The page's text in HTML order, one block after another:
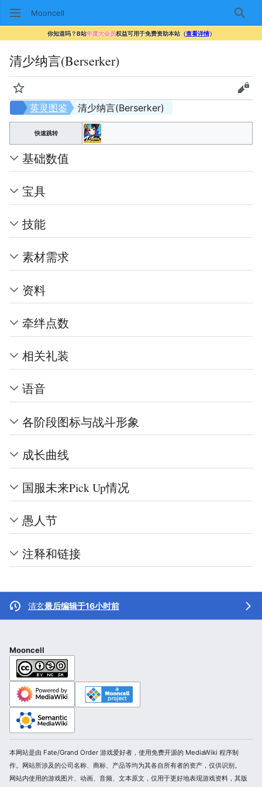
Mooncell 搜索
你知道吗？B站年度大会员权益可用于免费资助本站（查看详情）
清少纳言(Berserker)
监视 查看
清少纳言(Berserker)
英灵图鉴
快速跳转
基础数值
宝具
技能
素材需求
资料
牵绊点数
相关礼装
语音
各阶段图标与战斗形象
成长曲线
国服未来Pick Up情况
愚人节
注释和链接
清玄最后编辑于16小时前
Mooncell
本网站是由 Fate/Grand Order 游戏爱好者，使用免费开源的 MediaWiki 程序制
作。网站所涉及的公司名称、商标、产品等均为其各自所有者的资产，仅供识别。
网站内使用的游戏图片、动画、音频、文本原文，仅用于更好地表现游戏资料，其版